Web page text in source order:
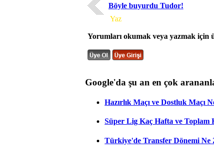
Böyle buyurdu Tudor!
Yaz
Yorumları okumak veya yazmak için
Google'da şu an en çok
Hazırlık Maçı ve Dostluk Maçı
Süper Lig Kaç Hafta ve Toplam
Türkiye'de Transfer Dönemi Ne